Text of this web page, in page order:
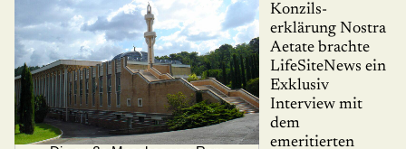
Konzils­
erklärung Nostra
Aetate brachte
LifeSite­News ein
Exklusiv
Interview mit
dem
emeritierten